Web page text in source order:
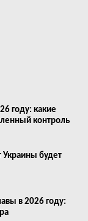
году: какие
контроль
Украины будет
в 2026 году: